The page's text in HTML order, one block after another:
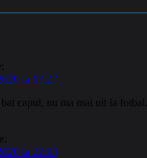
la 17:27
capul, nu ma mai uit la
la 22:13